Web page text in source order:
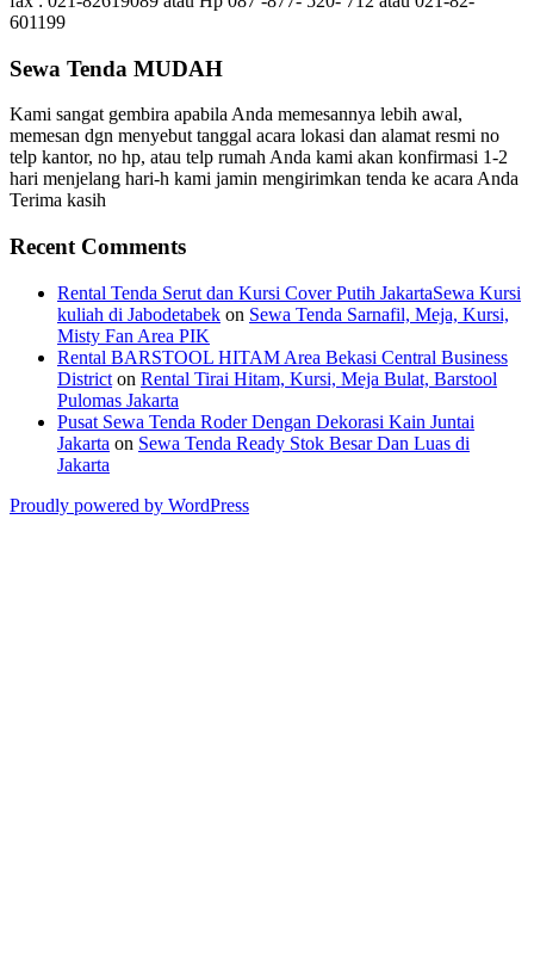
601199
Sewa Tenda MUDAH
Kami sangat gembira apabila Anda memesannya lebih awal,
memesan dgn menyebut tanggal acara lokasi dan alamat resmi no
telp kantor, no hp, atau telp rumah Anda kami akan konfirmasi 1-2
hari menjelang hari-h kami jamin mengirimkan tenda ke acara Anda
Terima kasih
Recent Comments
Rental Tenda Serut dan Kursi Cover Putih JakartaSewa Kursi
kuliah di Jabodetabek on Sewa Tenda Sarnafil, Meja, Kursi,
Misty Fan Area PIK
Rental BARSTOOL HITAM Area Bekasi Central Business
District on Rental Tirai Hitam, Kursi, Meja Bulat, Barstool
Pulomas Jakarta
Pusat Sewa Tenda Roder Dengan Dekorasi Kain Juntai
Jakarta on Sewa Tenda Ready Stok Besar Dan Luas di
Jakarta
Proudly powered by WordPress